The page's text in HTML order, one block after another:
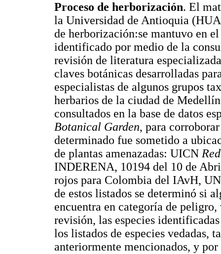
Proceso de herborización. El
la Universidad de Antioquia
de herborización:se mantuvo en
identificado por medio de la
revisión de literatura
claves botánicas desarrolladas
especialistas de algunos grupos
herbarios de la ciudad de
consultados en la base de datos
Botanical Garden, para
determinado fue sometido a
de plantas amenazadas: UICN
INDERENA, 10194 del 10 de
rojos para Colombia del IAvH,
de estos listados se determinó si
encuentra en categoría de
revisión, las especies
los listados de especies vedadas,
anteriormente mencionados, y